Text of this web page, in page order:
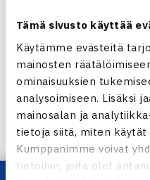
Tämä sivusto käyttää
Käytämme evästeitä
mainosten
ominaisuuksien
analysoimiseen. Lisäksi
mainosalan ja
tietoja siitä, miten käytät
Kumppanimme voivat
tietoihin, joita olet